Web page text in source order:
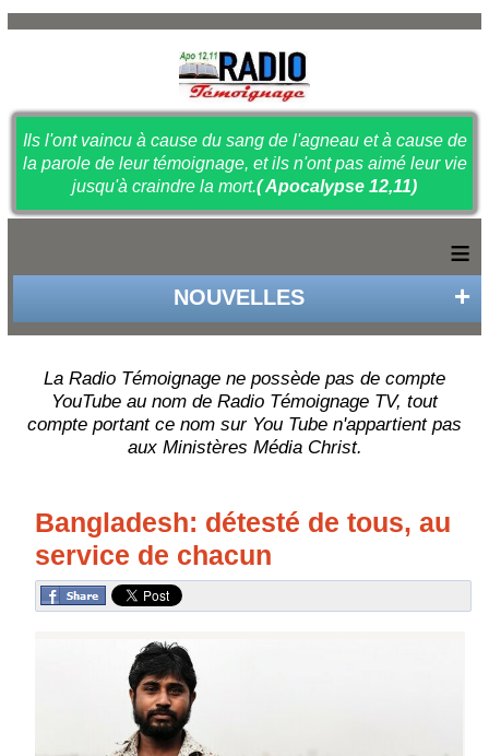
Ils l'ont vaincu à cause du sang de l'agneau et à cause de
la parole de leur témoignage, et ils n'ont pas aimé leur vie
jusqu'à craindre la mort.( Apocalypse 12,11)
≡
NOUVELLES
La Radio Témoignage ne possède pas de compte
YouTube au nom de Radio Témoignage TV, tout
compte portant ce nom sur You Tube n'appartient pas
aux Ministères Média Christ.
Bangladesh: détesté de tous, au
service de chacun